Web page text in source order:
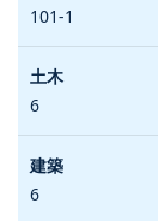
101-1
6
6